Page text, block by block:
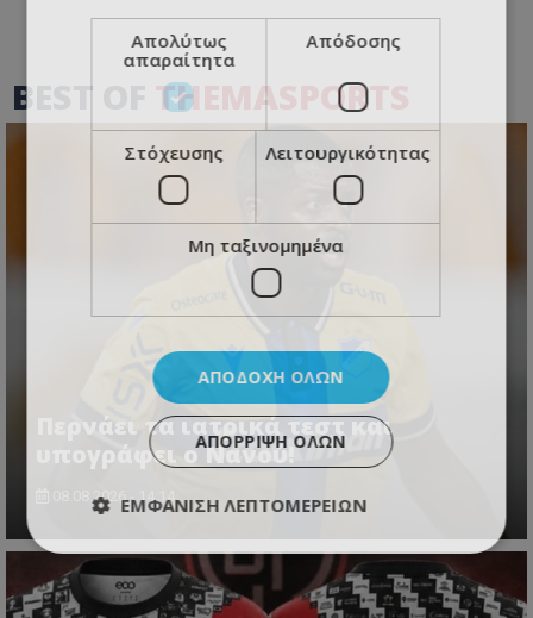
BEST OF THEMASPORTS
Περνάει τα ιατρικά τεστ και
υπογράφει ο Νανού!
08.08.2026 - 14:14
Απολύτως
απαραίτητα
Απόδοσης
Στόχευσης Λειτουργικότητας
Μη ταξινομημένα
ΑΠΟΔΟΧΉ ΌΛΩΝ
ΑΠΌΡΡΙΨΗ ΌΛΩΝ
ΕΜΦΆΝΙΣΗ ΛΕΠΤΟΜΕΡΕΙΏΝ